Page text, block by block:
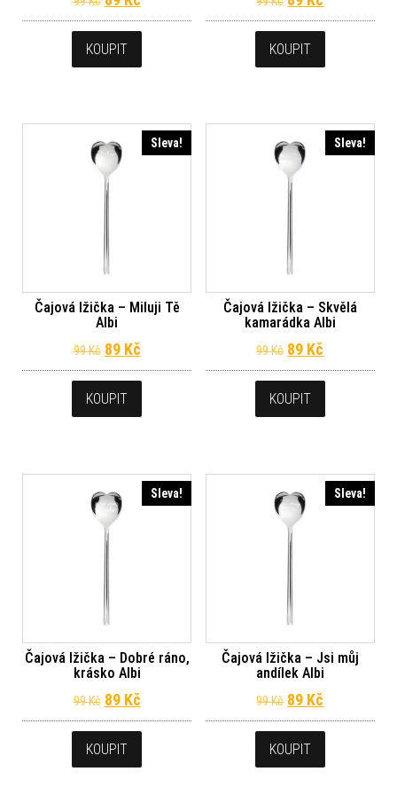
KOUPIT KOUPIT
Sleva!
Čajová lžička – Miluji Tě
Albi
99Kč Původní cena byla: 99 Kč.
89 KčAktuální cena je: 89 Kč.
KOUPIT
Sleva!
Čajová lžička – Skvělá
kamarádka Albi
99Kč Původní cena
89 Kč
KOUPIT
Sleva!
Čajová lžička – Dobré ráno,
krásko Albi
99Kč Původní cena byla: 99 Kč.
89 KčAktuální cena je: 89 Kč.
KOUPIT
Sleva!
Čajová lžička – Jsi můj
andílek Albi
99Kč Původní cena
89 Kč
KOUPIT